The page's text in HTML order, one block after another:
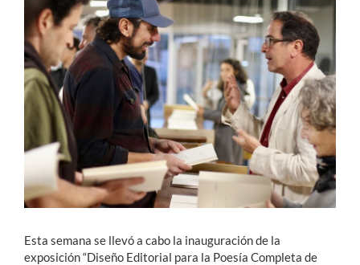
Estudiantes
Académicos
Funcionarios
Alumni
English
Esta semana se llevó a cabo la inauguración de la
exposición “Diseño Editorial para la Poesía Completa de